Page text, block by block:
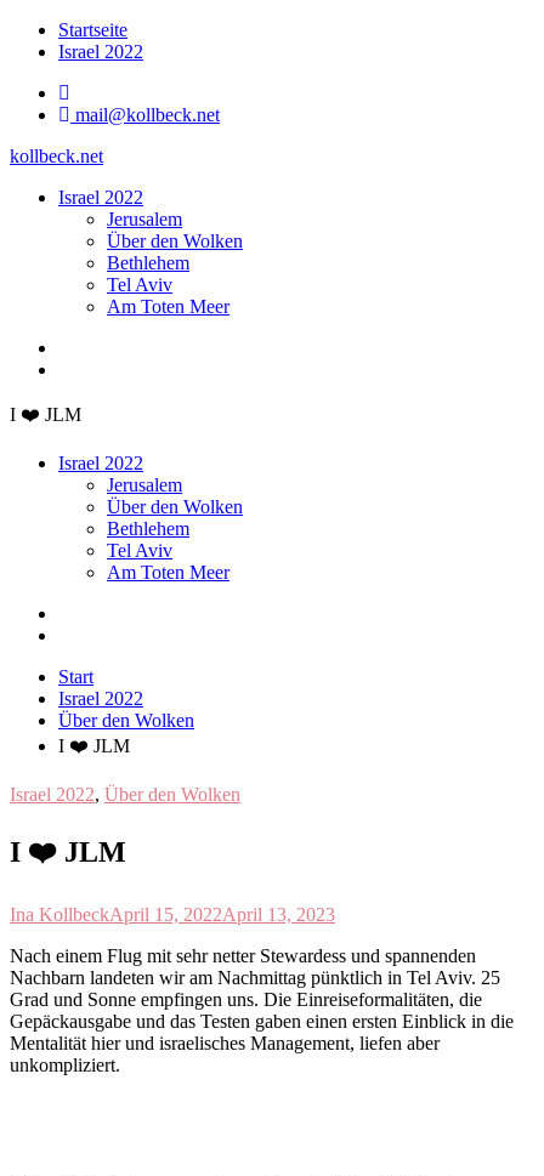
Zum
Inhalt
Startseite
Israel 2022
mail@kollbeck.net
kollbeck.net
Israel 2022
Jerusalem
Über den Wolken
Bethlehem
Tel Aviv
Am Toten Meer
I ❤️ JLM
Israel 2022
Jerusalem
Über den Wolken
Bethlehem
Tel Aviv
Am Toten Meer
Start
Israel 2022
Über den Wolken
I ❤️ JLM
Israel 2022, Über den Wolken
I ❤️ JLM
Ina KollbeckApril 15, 2022April 13, 2023
Nach einem Flug mit sehr netter Stewardess und spannenden
Nachbarn landeten wir am Nachmittag pünktlich in Tel Aviv. 25
Grad und Sonne empfingen uns. Die Einreiseformalitäten, die
Gepäckausgabe und das Testen gaben einen ersten Einblick in die
Mentalität hier und israelisches Management, liefen aber
unkompliziert.